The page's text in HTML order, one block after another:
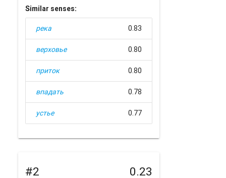
Similar senses:
река 0.83
верховье 0.80
приток 0.80
впадать 0.78
устье 0.77
#2 0.23